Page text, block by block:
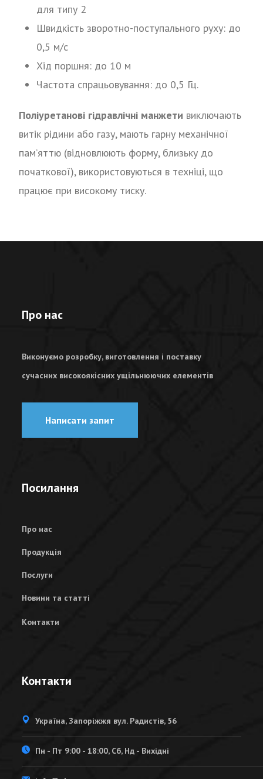
для типу 2
Швидкість зворотно-поступального руху: до
0,5 м/с
Хід поршня: до 10 м
Частота спрацьовування: до 0,5 Гц.
Поліуретанові гідравлічні манжети виключають
витік рідини або газу, мають гарну механічної
пам’яттю (відновлюють форму, близьку до
початкової), використовуються в техніці, що
працює при високому тиску.
Про нас
Виконуємо розробку, виготовлення і поставку
сучасних високоякісних ущільнюючих елементів
Написати запит
Посилання
Про нас
Продукція
Послуги
Новини та статті
Контакти
Контакти
Україна, Запоріжжя вул. Радистів, 56
Пн - Пт 9:00 - 18:00, Сб, Нд - Вихідні